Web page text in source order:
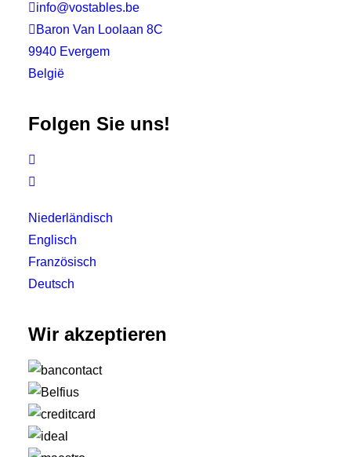
info@vostables.be
 Baron Van Loolaan 8C
9940 Evergem
België
Folgen Sie uns!


Niederländisch
Englisch
Französisch
Deutsch
Wir akzeptieren